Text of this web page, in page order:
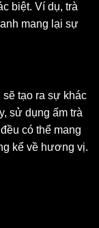
biệt. Ví dụ, trà
mang lại sự
tạo ra sự khác
sử dụng ấm trà
có thể mang
kể về hương vị.